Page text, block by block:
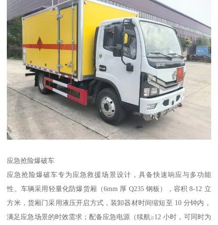
应急抢险爆破车​
应急抢险爆破车专为应急救援场景设计，具备快速响应与多功能
性。车辆采用轻量化防爆货厢（6mm 厚 Q235 钢板），容积 8-12 立
方米，货厢门采用液压开启方式，装卸器材时间缩短至 10 分钟内，
满足应急场景的时效需求；配备应急电源（续航≥12 小时，可同时为